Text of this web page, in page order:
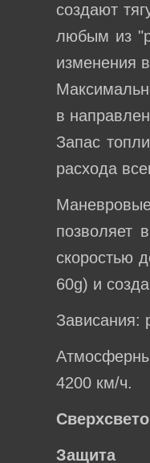
создают
любым из
изменения
в
Запас
расхода
позволяет
скоростью
60g) и
Зависания:
4200 км/ч.
Защита